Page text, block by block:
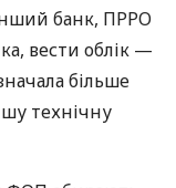
банк, ПРРО
вести облік —
більше
технічну